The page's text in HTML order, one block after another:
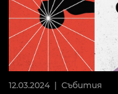
12.03.2024 | Събития